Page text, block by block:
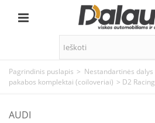
Pagrindinis puslapis > Nestandartinės dalys
pakabos komplektai (coiloveriai) > D2 Racing
AUDI